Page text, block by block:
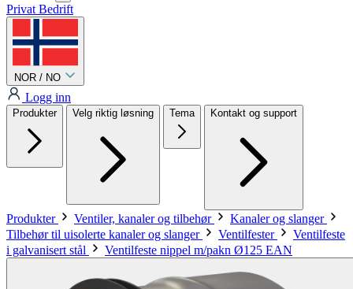
Privat Bedrift
NOR / NO
Logg inn
Produkter Velg riktig løsning Tema Kontakt og support
Produkter Ventiler, kanaler og tilbehør
Kanaler og slanger
Tilbehør til uisolerte kanaler og slanger
Ventilfester
Ventilfeste
i galvanisert stål
Ventilfeste nippel m/pakn Ø125 EAN